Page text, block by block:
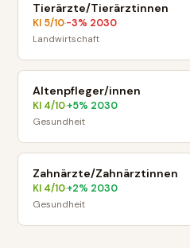
Tierärzte/Tierärztinnen
KI 5/10·-3% 2030
Landwirtschaft
Altenpfleger/innen
KI 4/10·+5% 2030
Gesundheit
Zahnärzte/Zahnärztinnen
KI 4/10·+2% 2030
Gesundheit